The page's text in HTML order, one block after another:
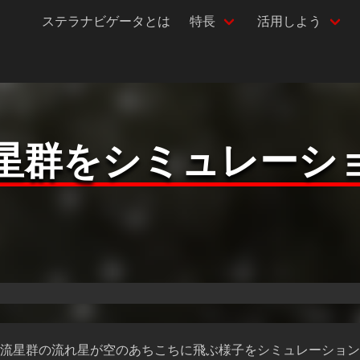
ステラナビゲータとは 特長 活用しよう
群をシミュレーシ
星群の流れ星が空のあちこちに飛ぶ様子をシミュレーショ